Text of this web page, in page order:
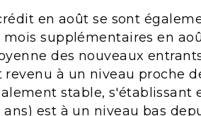
en août se sont
supplémentaires en
des nouveaux
à un niveau proche
stable,
est à un niveau bas